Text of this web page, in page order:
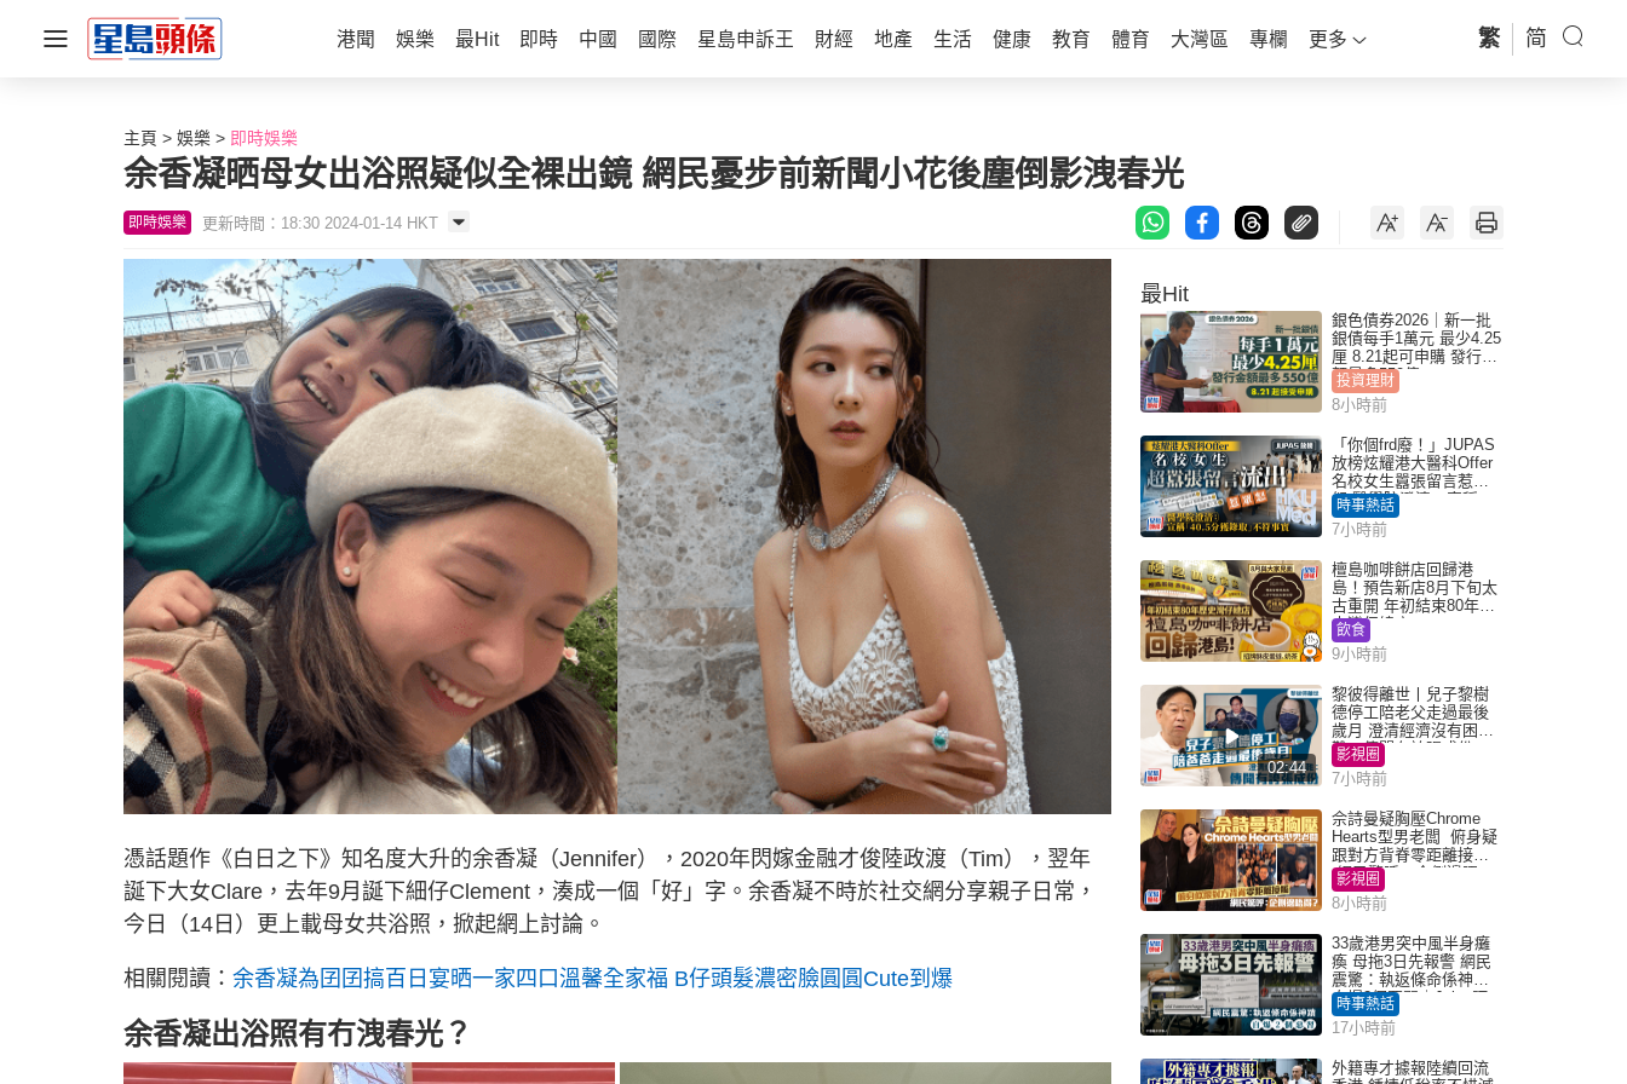
港聞 娛樂 最Hit 即時 中國 國際 星島申訴王 財經 地產 生活 健康 教育 體育 大灣區 專欄 更多 繁 简
主頁 娛樂 即時娛樂
余香凝晒母女出浴照疑似全裸出鏡 網民憂步前新聞小花後塵倒影洩春光
即時娛樂 更新時間：18:30 2024-01-14 HKT
憑話題作《白日之下》知名度大升的余香凝（Jennifer），2020年閃嫁金融才俊陸政渡（Tim），翌年
誕下大女Clare，去年9月誕下細仔Clement，湊成一個「好」字。余香凝不時於社交網分享親子日常，
今日（14日）更上載母女共浴照，掀起網上討論。
相關閱讀： 余香凝為囝囝搞百日宴晒一家四口溫馨全家福 B仔頭髮濃密臉圓圓Cute到爆
余香凝出浴照有冇洩春光？
最Hit
銀色債券2026｜新一批
銀債每手1萬元 最少4.25
厘 8.21起可申購 發行金
額最多550億
投資理財
8小時前
「你個frd廢！」JUPAS
放榜炫耀港大醫科Offer
名校女生囂張留言惹眾
怒 醫學院澄清：宣稱
「40.5分獲錄取」不符事
實｜Juicy叮
時事熱話
7小時前
檀島咖啡餅店回歸港
島！預告新店8月下旬太
古重開 年初結束80年歷
史灣仔總店
飲食
9小時前
02:44
黎彼得離世丨兒子黎樹
德停工陪老父走過最後
歲月 澄清經濟沒有困
難：傳聞有誇張成份
影視圈
7小時前
佘詩曼疑胸壓Chrome
Hearts型男老闆 俯身疑
跟對方背脊零距離接觸
網民驚呼：企側邊唔
得？
影視圈
8小時前
33歲港男突中風半身癱
瘓 母拖3日先報警 網民
震驚：執返條命係神蹟
自爆2個惡習｜Juicy叮
時事熱話
17小時前
外籍專才據報陸續回流